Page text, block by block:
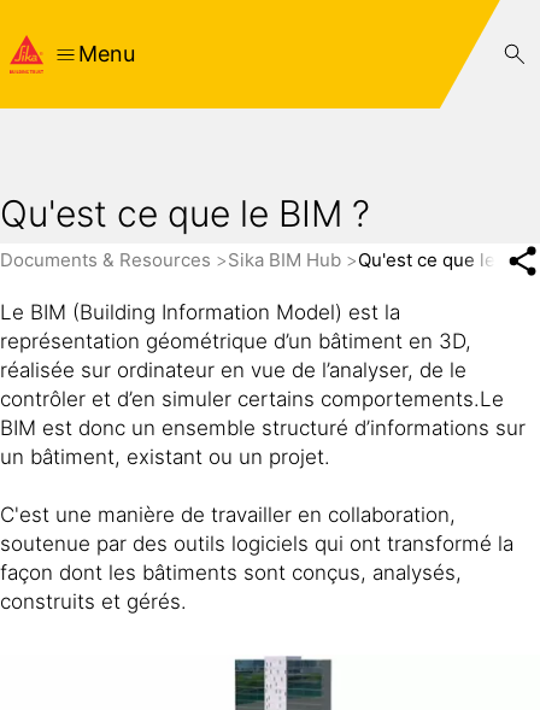
Menu
Qu'est ce que le BIM ?
Documents & Resources Sika BIM Hub Qu'est ce que le BIM
Le BIM (Building Information Model) est la
représentation géométrique d’un bâtiment en 3D,
réalisée sur ordinateur en vue de l’analyser, de le
contrôler et d’en simuler certains comportements.Le
BIM est donc un ensemble structuré d’informations sur
un bâtiment, existant ou un projet.
C'est une manière de travailler en collaboration,
soutenue par des outils logiciels qui ont transformé la
façon dont les bâtiments sont conçus, analysés,
construits et gérés.